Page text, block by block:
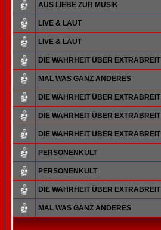
AUS LIEBE ZUR MUSIK
LIVE & LAUT
LIVE & LAUT
DIE WAHRHEIT ÜBER EXTRABREIT
MAL WAS GANZ ANDERES
DIE WAHRHEIT ÜBER EXTRABREIT
DIE WAHRHEIT ÜBER EXTRABREIT
DIE WAHRHEIT ÜBER EXTRABREIT
PERSONENKULT
PERSONENKULT
DIE WAHRHEIT ÜBER EXTRABREIT
MAL WAS GANZ ANDERES